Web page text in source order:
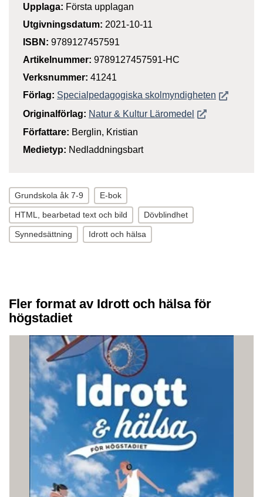
Upplaga: Första upplagan
Utgivningsdatum: 2021-10-11
ISBN: 9789127457591
Artikelnummer: 9789127457591-HC
Verksnummer: 41241
Förlag: Specialpedagogiska skolmyndigheten Öppnas i
Originalförlag: Natur & Kultur Läromedel Öppnas i nytt
Författare: Berglin, Kristian
Medietyp: Nedladdningsbart
Grundskola åk 7-9 E-bok
HTML, bearbetad text och bild Dövblindhet
Synnedsättning Idrott och hälsa
Fler format av Idrott och hälsa för
högstadiet